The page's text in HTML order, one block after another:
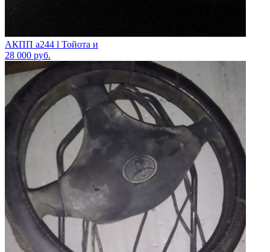
АКПП а244 l Тойота и
28 000 руб.